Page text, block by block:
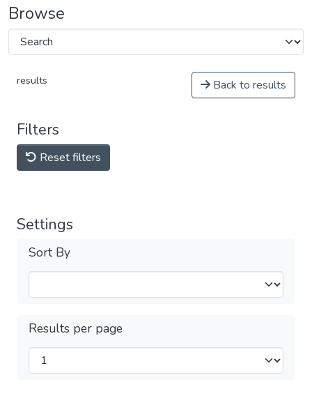
Browse
results Back to results
Filters
Reset filters
Settings
Sort By
Results per page